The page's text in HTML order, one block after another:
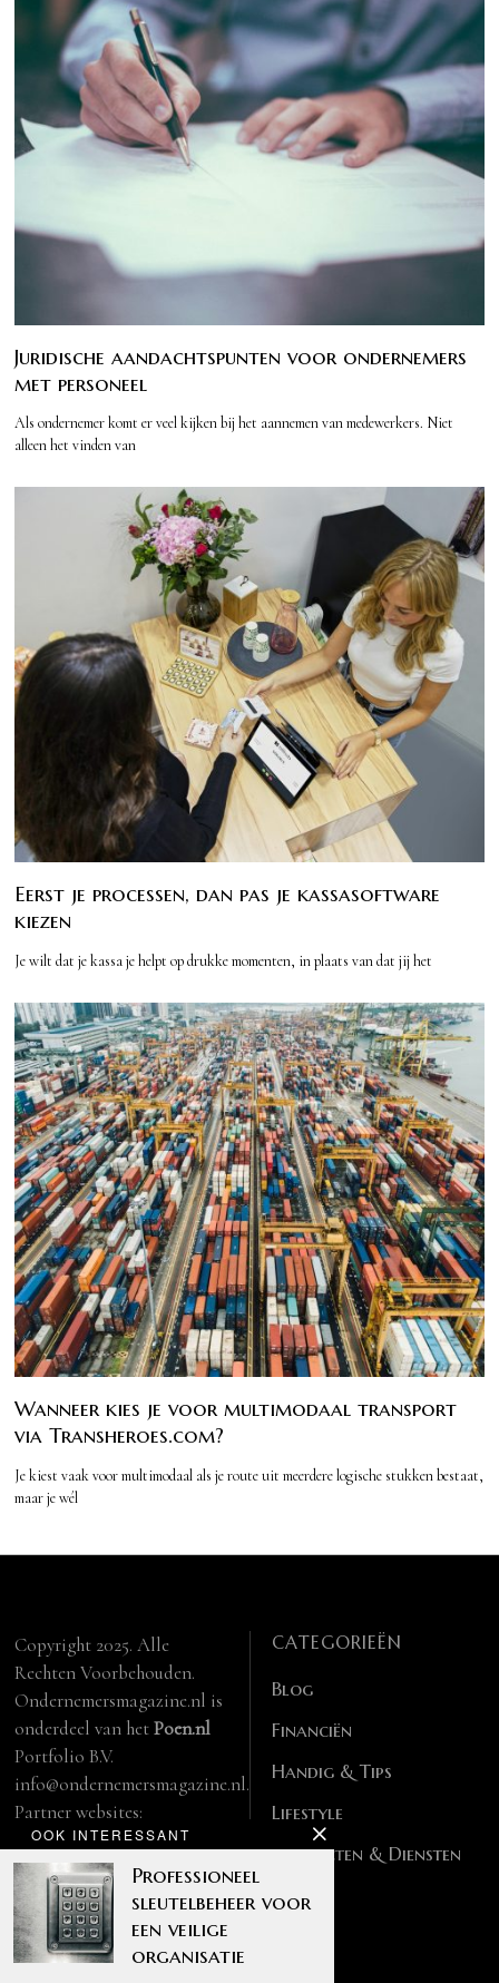
OOK INTERESSANT
Professioneel
sleutelbeheer voor
een veilige
organisatie
Juridische aandachtspunten voor ondernemers
met personeel
Als ondernemer komt er veel kijken bij het aannemen van medewerkers. Niet
alleen het vinden van
Eerst je processen, dan pas je kassasoftware
kiezen
Je wilt dat je kassa je helpt op drukke momenten, in plaats van dat jij het
Wanneer kies je voor multimodaal transport
via Transheroes.com?
Je kiest vaak voor multimodaal als je route uit meerdere logische stukken bestaat,
maar je wél
Copyright 2025. Alle
Rechten Voorbehouden.
Ondernemersmagazine.nl is
onderdeel van hetPoen.nl
Portfolio B.V.
info@ondernemersmagazine.nl.
Partner websites:
manbase.nl
feitelijk.be
CATEGORIEËN
Blog
Financiën
Handig & Tips
Lifestyle
Producten & Diensten